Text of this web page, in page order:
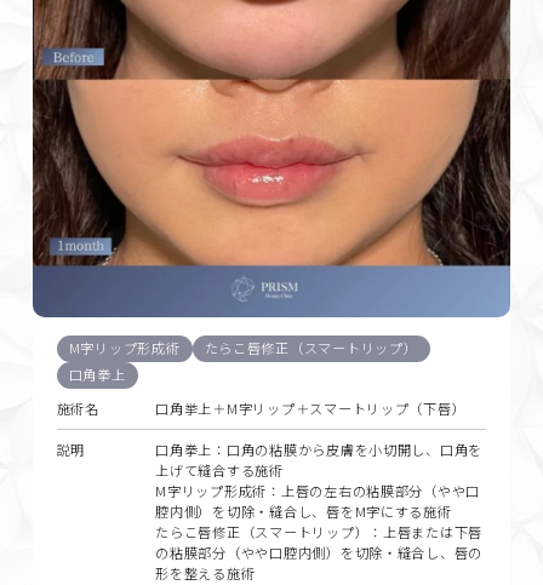
M字リップ形成術
たらこ唇修正（スマートリップ）
口角拳上
施術名
口角挙上＋M字リップ＋スマートリップ（下唇）
説明
口角拳上：口角の粘膜から皮膚を小切開し、口角を
上げて縫合する施術
M字リップ形成術：上唇の左右の粘膜部分（やや口
腔内側）を切除・縫合し、唇をM字にする施術
たらこ唇修正（スマートリップ）：上唇または下唇
の粘膜部分（やや口腔内側）を切除・縫合し、唇の
形を整える施術